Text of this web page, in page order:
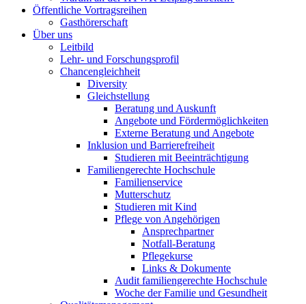
Öffentliche Vortragsreihen
Gasthörerschaft
Über uns
Leitbild
Lehr- und Forschungsprofil
Chancengleichheit
Diversity
Gleichstellung
Beratung und Auskunft
Angebote und Fördermöglichkeiten
Externe Beratung und Angebote
Inklusion und Barrierefreiheit
Studieren mit Beeinträchtigung
Familiengerechte Hochschule
Familienservice
Mutterschutz
Studieren mit Kind
Pflege von Angehörigen
Ansprechpartner
Notfall-Beratung
Pflegekurse
Links & Dokumente
Audit familiengerechte Hochschule
Woche der Familie und Gesundheit